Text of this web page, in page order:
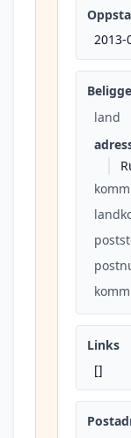
2013-
land
Links
[]